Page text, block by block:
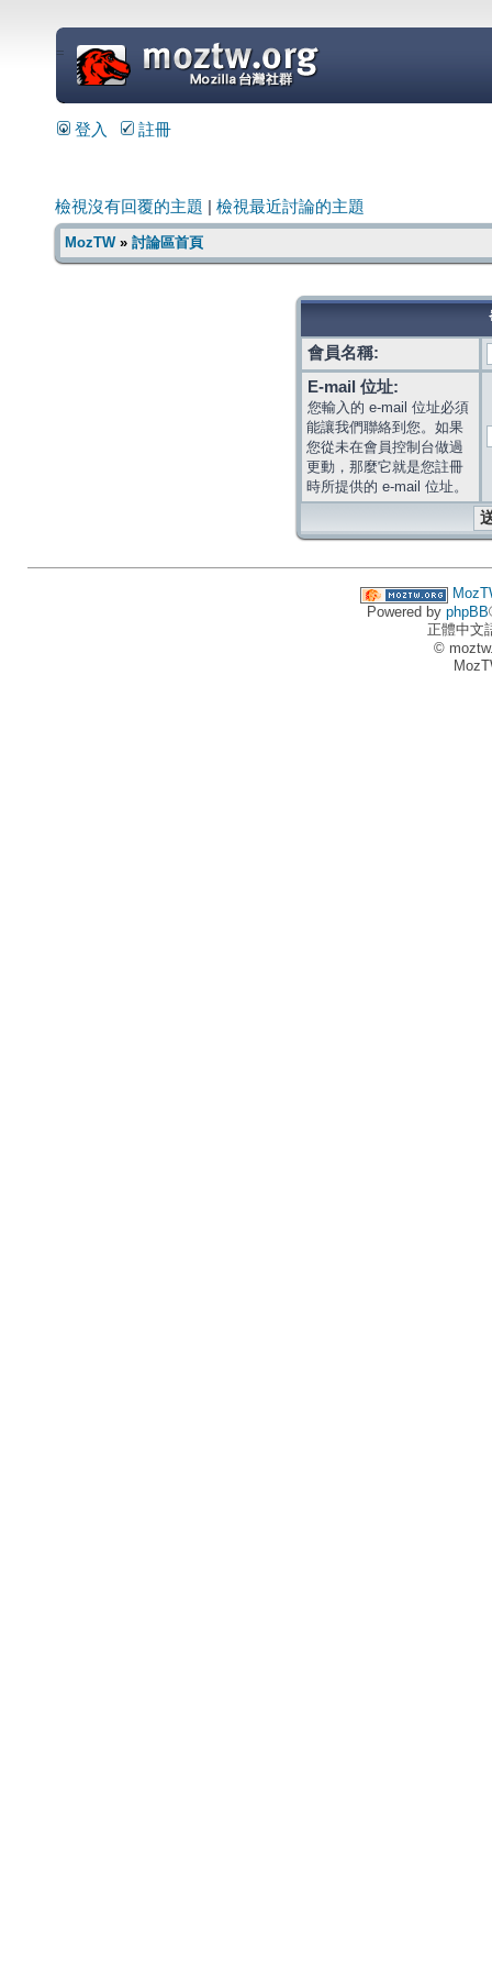
=
登入 註冊
檢視沒有回覆的主題 檢視最近討論的主題
MozTW» 討論區首頁
會員名稱:
E-mail 位址:
您輸入的 e-mail 位址必須
能讓我們聯絡到您。如果
您從未在會員控制台做過
更動，那麼它就是您註冊
時所提供的 e-mail 位址。
Powered by phpBB
正體中文
©